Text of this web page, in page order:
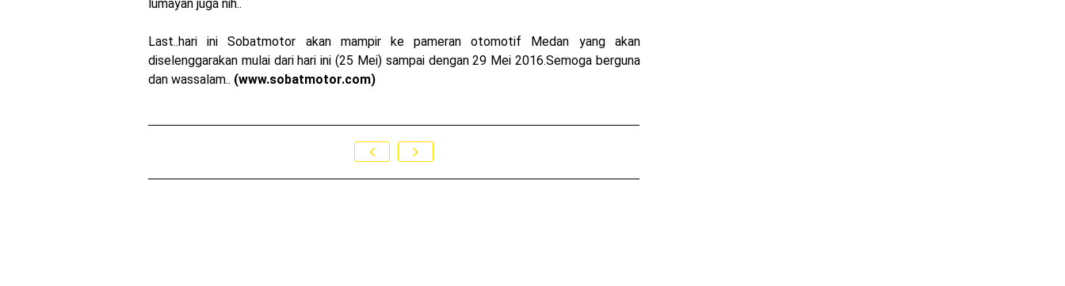
lumayan juga nih..
Last..hari ini Sobatmotor akan mampir ke pameran otomotif Medan yang akan
diselenggarakan mulai dari hari ini (25 Mei) sampai dengan 29 Mei 2016.Semoga berguna
dan wassalam.. (www.sobatmotor.com)